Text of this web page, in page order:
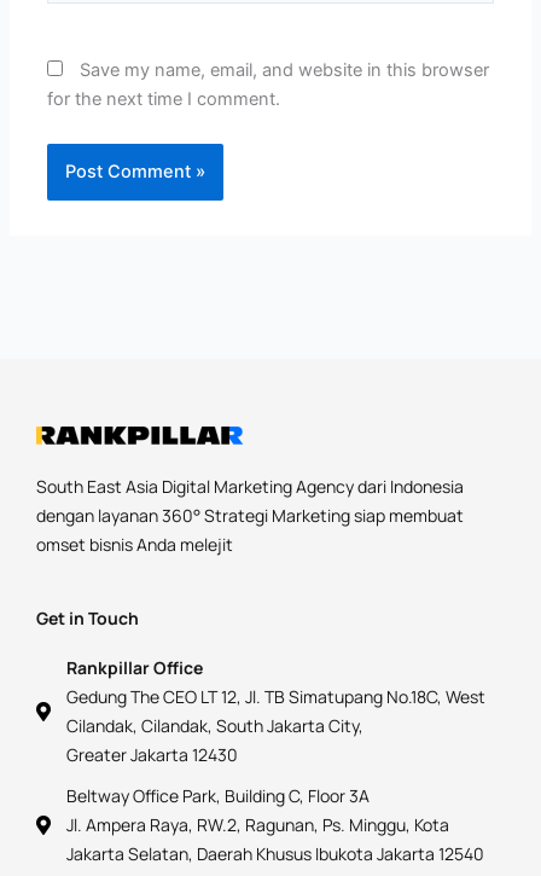
Save my name, email, and website in this browser
for the next time I comment.
South East Asia Digital Marketing Agency dari Indonesia
dengan layanan 360° Strategi Marketing siap membuat
omset bisnis Anda melejit
Get in Touch
Rankpillar Office
Gedung The CEO LT 12, Jl. TB Simatupang No.18C, West
Cilandak, Cilandak, South Jakarta City,
Greater Jakarta 12430
Beltway Office Park, Building C, Floor 3A
Jl. Ampera Raya, RW.2, Ragunan, Ps. Minggu, Kota
Jakarta Selatan, Daerah Khusus Ibukota Jakarta 12540